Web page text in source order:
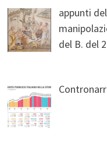
appunti
del B. del